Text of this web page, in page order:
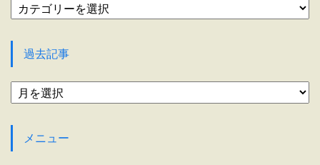
テ
過去記事
過
去
メニュー